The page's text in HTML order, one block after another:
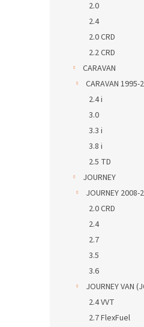
2.0
2.4
2.0 CRD
2.2 CRD
CARAVAN
CARAVAN 1995-
2.4 i
3.0
3.3 i
3.8 i
2.5 TD
JOURNEY
JOURNEY 2008-
2.0 CRD
2.4
2.7
3.5
3.6
JOURNEY VAN
2.4 VVT
2.7 FlexFuel